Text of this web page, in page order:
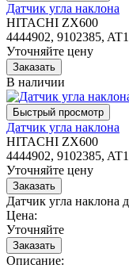
Датчик угла наклона
HITACHI ZX600
4444902, 9102385,
Уточняйте цену
В наличии
Датчик угла наклона
HITACHI ZX600
4444902, 9102385,
Уточняйте цену
Датчик угла наклона
Цена:
Уточняйте
Описание: